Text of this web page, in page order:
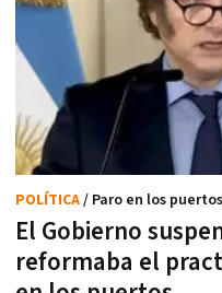
El Gobierno
reformaba el
POLÍTICA/ Paro en los puertos